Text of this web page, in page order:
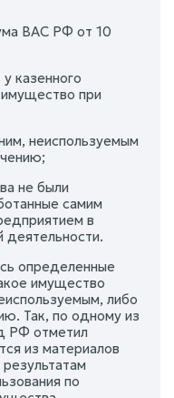
ВАС РФ от 10
казенного
при
неиспользуемым
не были
самим
в
деятельности.
определенные
имущество
либо
Так, по одному из
РФ отметил
из материалов
по